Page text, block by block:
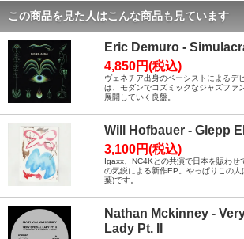
この商品を見た人はこんな商品も見ています
Eric Demuro -
4,850円(税込)
ヴェネチア出身のベーシストによるデ
は、モダンでコズミックなジャズファ
展開していく良盤。
Will Hofbauer - Glepp
3,100円(税込)
Igaxx、NC4Kとの共演で日本を賑わせ
の気鋭による新作EP。やっぱりこの人
葉)です。
Nathan Mckinney -
Lady Pt. II